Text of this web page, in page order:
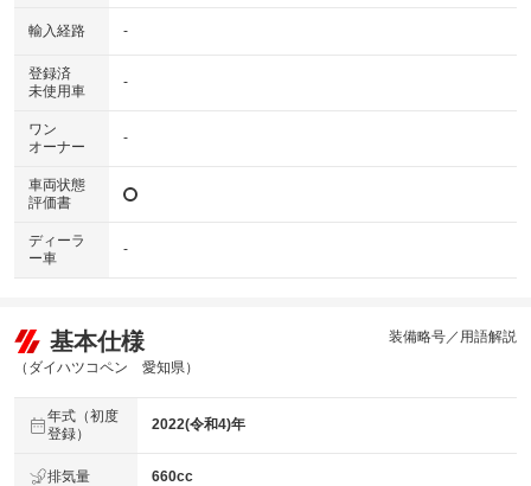
輸入経路 -
登録済
未使用車
-
ワン
オーナー
-
車両状態
評価書
ディーラ
ー車
-
基本仕様
（ダイハツコペン 愛知県）
装備略号／用語解説
年式（初度
登録）
2022(令和4)年
排気量 660cc